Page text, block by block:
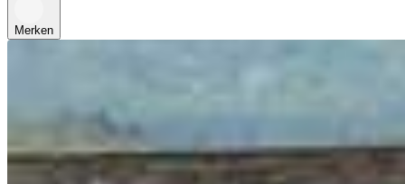
Merken